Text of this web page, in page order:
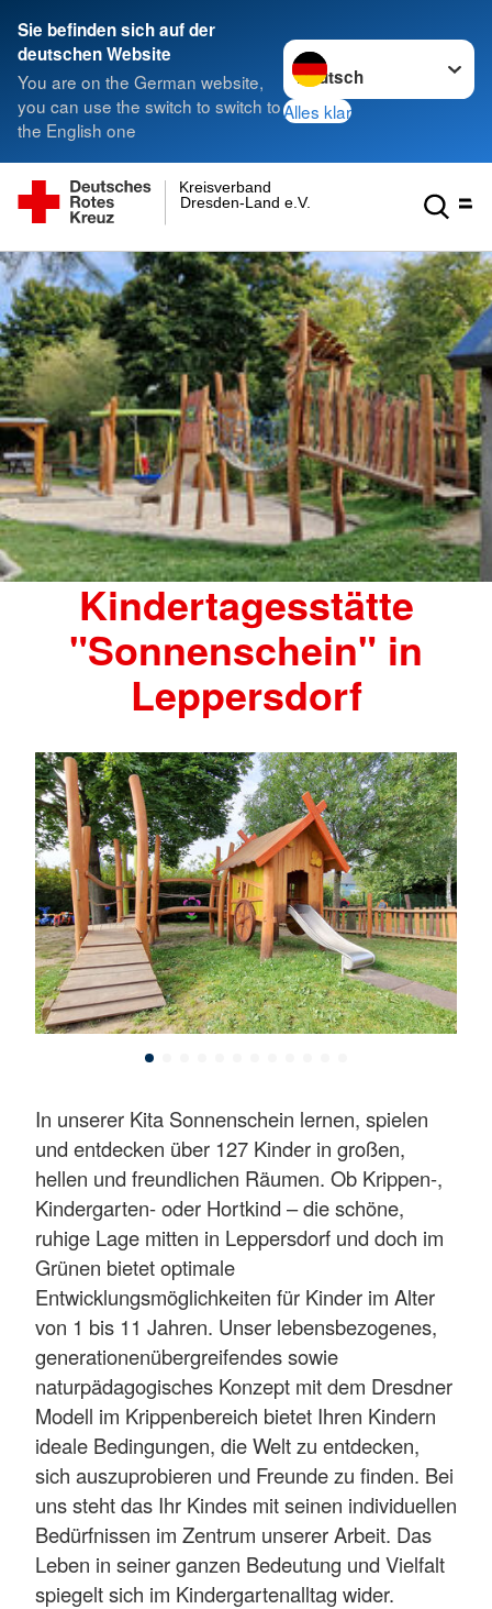
Sie befinden sich auf der
deutschen Website
You are on the German website,
you can use the switch to switch to
the English one
Sprache wechseln zu
Alles klar
Dresden-Land e.V.
Kreisverband
Kindertagesstätte
"Sonnenschein" in
Leppersdorf
In unserer Kita Sonnenschein lernen, spielen
und entdecken über 127 Kinder in großen,
hellen und freundlichen Räumen. Ob Krippen-,
Kindergarten- oder Hortkind – die schöne,
ruhige Lage mitten in Leppersdorf und doch im
Grünen bietet optimale
Entwicklungsmöglichkeiten für Kinder im Alter
von 1 bis 11 Jahren. Unser lebensbezogenes,
generationenübergreifendes sowie
naturpädagogisches Konzept mit dem Dresdner
Modell im Krippenbereich bietet Ihren Kindern
ideale Bedingungen, die Welt zu entdecken,
sich auszuprobieren und Freunde zu finden. Bei
uns steht das Ihr Kindes mit seinen individuellen
Bedürfnissen im Zentrum unserer Arbeit. Das
Leben in seiner ganzen Bedeutung und Vielfalt
spiegelt sich im Kindergartenalltag wider.